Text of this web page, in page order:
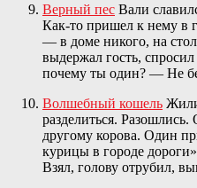
Верный пес Вали
Как-то пришел к нему в
— в доме никого, на
выдержал гость,
почему ты один? — Не
Волшебный кошель
разделиться.
другому корова. Один
курицы в городе
Взял, голову отрубил,